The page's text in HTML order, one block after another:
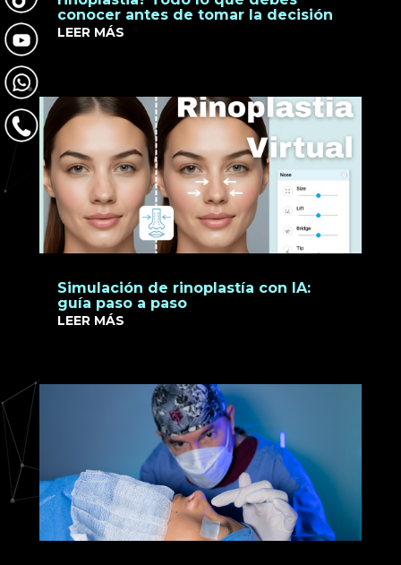
conocer antes de tomar la decisión
LEER MÁS
Simulación de rinoplastía con IA:
guía paso a paso
LEER MÁS